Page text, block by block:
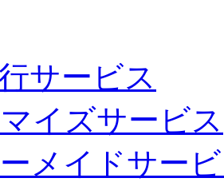
サービス
イズサービス
メイドサー